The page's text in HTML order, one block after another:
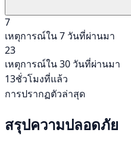
7
เหตุการณ์ใน 7 วันที่ผ่านมา
23
เหตุการณ์ใน 30 วันที่ผ่านมา
13ชั่วโมงที่แล้ว
การปรากฏตัวล่าสุด
สรุปความปลอดภัย